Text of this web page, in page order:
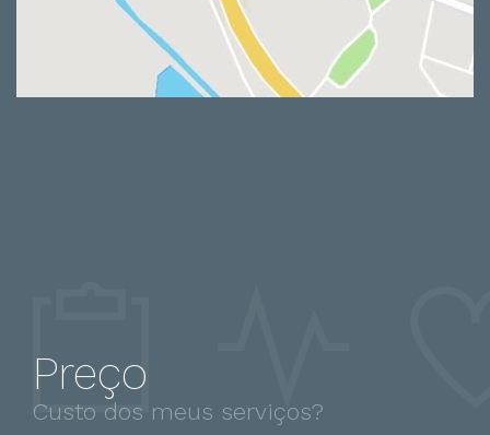
Preço
Custo dos meus serviços?